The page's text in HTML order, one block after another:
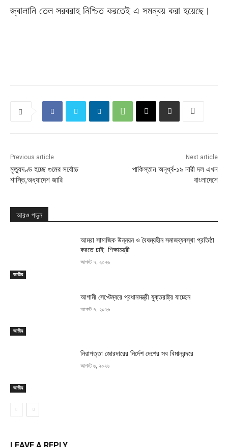
জ্বালানি তেল সরবরাহ নিশ্চিত করতেই এ সমন্বয় করা হয়েছে।
Previous article
মৃত্যুদণ্ড হচ্ছে গুমের সর্বোচ্চ
শাস্তি,অধ্যাদেশ জারি
Next article
পাকিস্তান অনূর্ধ্ব-১৯ নারী দল এখন
বাংলাদেশে
আরও পড়ুন
জাতীয়
আমরা সামাজিক উন্নয়ন ও বৈষম্যহীন সমাজব্যবস্থা প্রতিষ্ঠা
করতে চাই: শিক্ষামন্ত্রী
আগস্ট ৭, ২০২৬
জাতীয়
আগামী সেপ্টেম্বরে প্রধানমন্ত্রী যুক্তরাষ্ট্র যাচ্ছেন
আগস্ট ৭, ২০২৬
জাতীয়
নিরাপত্তা জোরদারের নির্দেশ দেশের সব বিমানবন্দরে
আগস্ট ৬, ২০২৬